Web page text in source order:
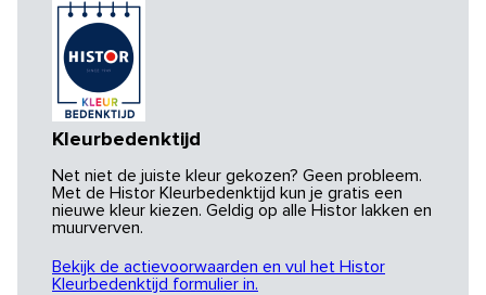
Kleurbedenktijd
Net niet de juiste kleur gekozen? Geen probleem.
Met de Histor Kleurbedenktijd kun je gratis een
nieuwe kleur kiezen. Geldig op alle Histor lakken en
muurverven.
Bekijk de actievoorwaarden en vul het Histor
Kleurbedenktijd formulier in.